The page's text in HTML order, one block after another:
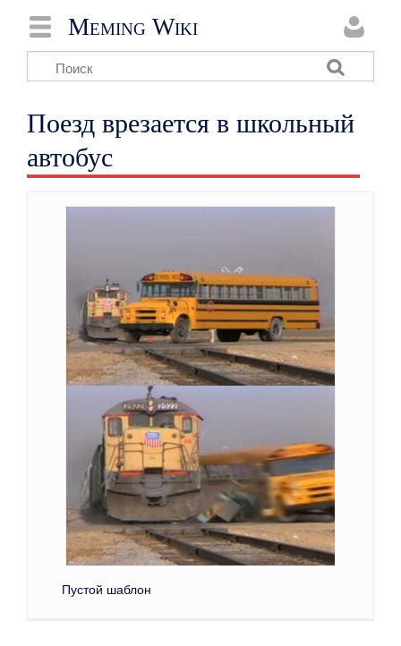
Meming Wiki
Поезд врезается в школьный
автобус
Пустой шаблон